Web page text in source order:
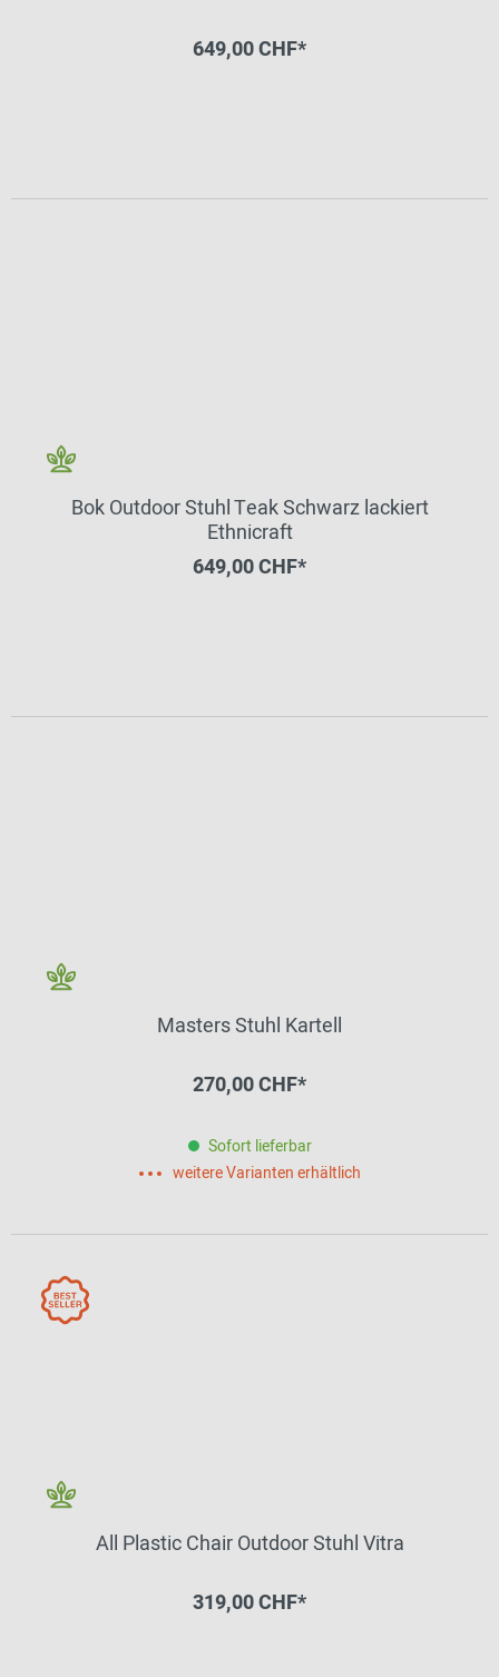
649,00 CHF*
Bok Outdoor Stuhl Teak Schwarz lackiert
Ethnicraft
649,00 CHF*
Masters Stuhl Kartell
270,00 CHF*
Sofort lieferbar
weitere Varianten erhältlich
All Plastic Chair Outdoor Stuhl Vitra
319,00 CHF*